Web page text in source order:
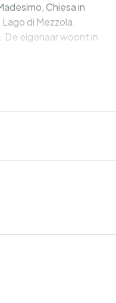
Chiesa in
di Mezzola.
De eigenaar woont in